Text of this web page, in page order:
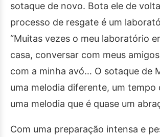
sotaque de novo. Bota ele de
processo de resgate é um
“Muitas vezes o meu laboratório
casa, conversar com meus
com a minha avó… O sotaque de
uma melodia diferente, um tempo
uma melodia que é quase um
Com uma preparação intensa e